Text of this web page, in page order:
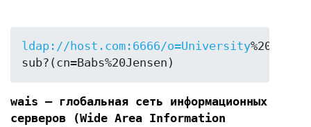
ldap://host.com:6666/o=University
sub?(cn=Babs%20Jensen)
wais — глобальная сеть информационных
серверов (Wide Area Information